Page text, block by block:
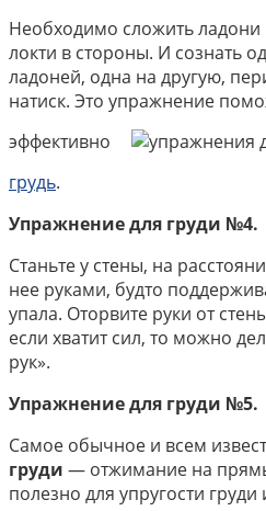
Необходимо сложить ладони
локти в стороны. И сознать
ладоней, одна на другую,
натиск. Это упражнение
эффективно
грудь.
Упражнение для груди №4.
Станьте у стены, на
нее руками, будто
упала. Оторвите руки от
если хватит сил, то можно
рук».
Упражнение для груди №5.
Самое обычное и всем
груди — отжимание на
полезно для упругости груди